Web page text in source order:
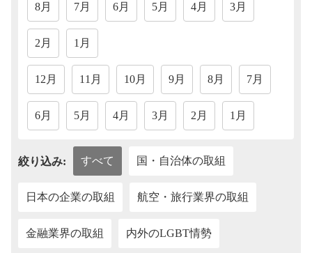
8月 7月 6月 5月 4月 3月
2月 1月
12月 11月 10月 9月 8月 7月
6月 5月 4月 3月 2月 1月
絞り込み: すべて 国・自治体の取組
日本の企業の取組 航空・旅行業界の取組
金融業界の取組 内外のLGBT情勢